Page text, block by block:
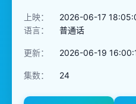
上映：
2026-06-17
语言：
普通话
更新： 2026-06-19
集数： 24